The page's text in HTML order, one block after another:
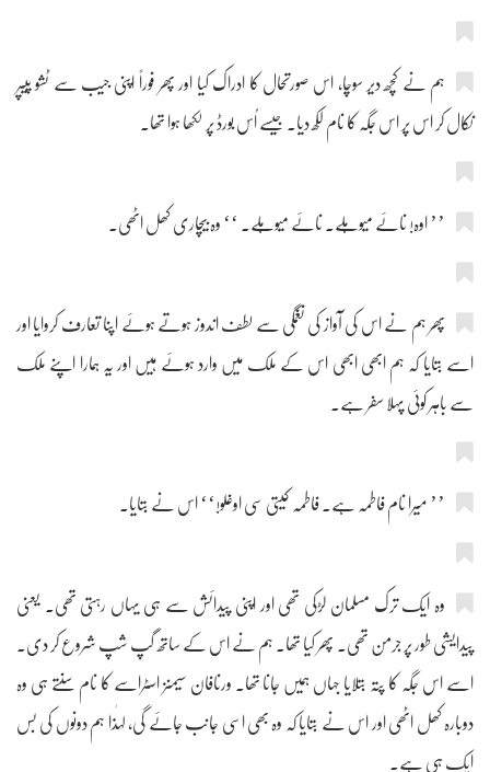
ہم نے کچھ دیر سوچا، اس صورتحال کا ادراک کیا اور پھر فوراً اپنی جیب سے ٹشو پیپر
نکال کر اس پر اس جگہ کا نام لکھ دیا۔ جیسے اُس بورڈ پر لکھا ہوا تھا۔
’’ اوہ! نائے میوہلے۔ نائے میوہلے۔ ‘‘ وہ بیچاری کھل اٹھی۔
پھر ہم نے اس کی آواز کی نغمگی سے لطف اندوز ہوتے ہوئے اپنا تعارف کروایا اور
اسے بتایا کہ ہم ابھی ابھی اس کے ملک میں وارد ہوئے ہیں اور یہ ہمارا اپنے ملک
سے باہر کوئی پہلا سفر ہے۔
’’ میرا نام فاطمہ ہے۔ فاطمہ کیتی سی اوغلو!‘‘ اس نے بتایا۔
وہ ایک ترک مسلمان لڑکی تھی اور اپنی پیدائش سے ہی یہاں رہتی تھی۔ یعنی
پیدایشی طور پر جرمن تھی۔ پھر کیا تھا۔ ہم نے اس کے ساتھ گپ شپ شروع کر دی۔
اسے اس جگہ کا پتہ بتلایا جہاں ہمیں جانا تھا۔ ورنافان سیمنز اسٹراسے کا نام سنتے ہی وہ
دوبارہ کھل اٹھی اور اس نے بتایا کہ وہ بھی اسی جانب جائے گی، لہٰذا ہم دونوں کی بس
ایک ہی ہے۔